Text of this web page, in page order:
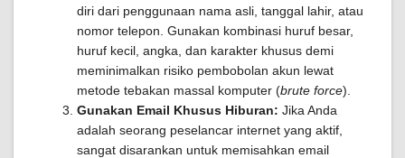
diri dari penggunaan nama asli, tanggal lahir, atau
nomor telepon. Gunakan kombinasi huruf besar,
huruf kecil, angka, dan karakter khusus demi
meminimalkan risiko pembobolan akun lewat
metode tebakan massal komputer (brute force).
Gunakan Email Khusus Hiburan: Jika Anda
adalah seorang peselancar internet yang aktif,
sangat disarankan untuk memisahkan email